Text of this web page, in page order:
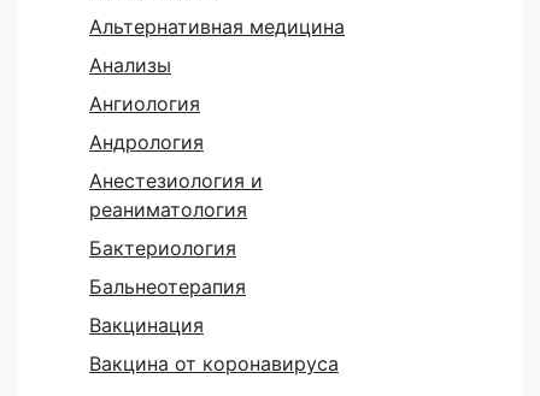
Альтернативная медицина
Анализы
Ангиология
Андрология
Анестезиология и
реаниматология
Бактериология
Бальнеотерапия
Вакцинация
Вакцина от коронавируса